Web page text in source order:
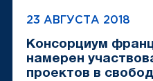
23 АВГУСТА 2018
Консорциум
намерен
проектов в